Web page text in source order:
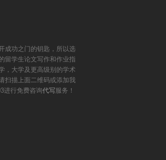
成功之门的钥匙，所以选
留学生论文写作和作业指
，大学及更高级别的学术
扫描上面二维码或添加我
进行免费咨询代写 服务！